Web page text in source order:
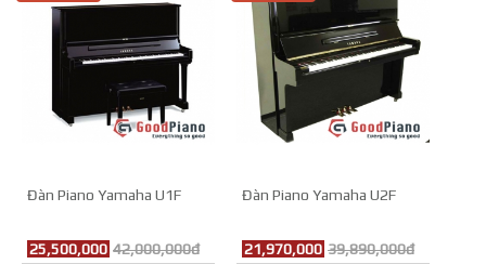
Đàn Piano Yamaha U1F
25,500,000 42,000,000đ
Đàn Piano Yamaha U2F
21,970,000 39,890,000đ